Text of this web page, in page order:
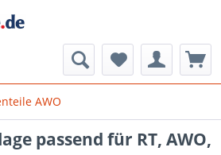
AWO
passend für RT, AWO,